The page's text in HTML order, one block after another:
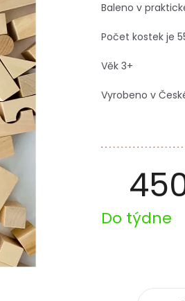
Měrná
cena:
Do týdne
Baleno v
Počet kostek je
Věk 3+
Vyrobeno v